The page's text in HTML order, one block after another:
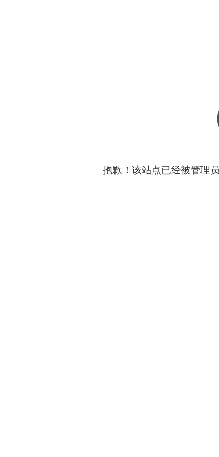
抱歉！该站点已经被管理